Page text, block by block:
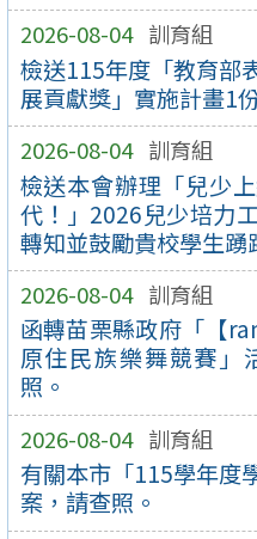
2026-08-04 訓育組
檢送115年度「教育部
展貢獻獎」實施計畫1
2026-08-04 訓育組
檢送本會辦理「兒少
代！」2026兒少培力
轉知並鼓勵貴校學生踴
2026-08-04 訓育組
函轉苗栗縣政府「【
原住民族樂舞競賽」
照。
2026-08-04 訓育組
有關本市「115學年度
案，請查照。